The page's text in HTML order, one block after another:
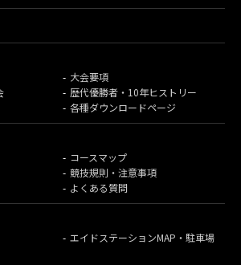
大会要項
歴代優勝者・10年ヒストリー
各種ダウンロードページ
コースマップ
競技規則・注意事項
よくある質問
エイドステーションMAP・駐車場